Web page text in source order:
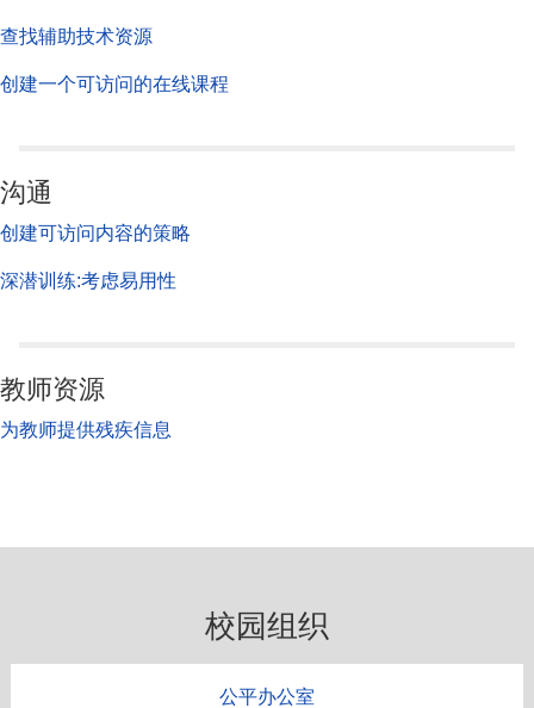
查找辅助技术资源
创建一个可访问的在线课程
沟通
创建可访问内容的策略
深潜训练:考虑易用性
教师资源
为教师提供残疾信息
校园组织
公平办公室